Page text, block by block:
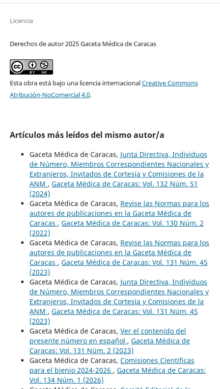
Licencia
Derechos de autor 2025 Gaceta Médica de Caracas
Esta obra está bajo una licencia internacionalCreative Commons
Atribución-NoComercial 4.0.
Artículos más leídos del mismo autor/a
Gaceta Médica de Caracas, Junta Directiva, Individuos
de Número, Miembros Correspondientes Nacionales y
Extranjeros, Invitados de Cortesía y Comisiones de la
ANM , Gaceta Médica de Caracas: Vol. 132 Núm. S1
(2024)
Gaceta Médica de Caracas, Revise las Normas para los
autores de publicaciones en la Gaceta Médica de
Caracas , Gaceta Médica de Caracas: Vol. 130 Núm. 2
(2022)
Gaceta Médica de Caracas, Revise las Normas para los
autores de publicaciones en la Gaceta Médica de
Caracas , Gaceta Médica de Caracas: Vol. 131 Núm. 4S
(2023)
Gaceta Médica de Caracas, Junta Directiva, Individuos
de Número, Miembros Correspondientes Nacionales y
Extranjeros, Invitados de Cortesía y Comisiones de la
ANM , Gaceta Médica de Caracas: Vol. 131 Núm. 4S
(2023)
Gaceta Médica de Caracas, Ver el contenido del
presente número en español , Gaceta Médica de
Caracas: Vol. 131 Núm. 2 (2023)
Gaceta Médica de Caracas, Comisiones Científicas
para el bienio 2024-2026 , Gaceta Médica de Caracas:
Vol. 134 Núm. 1 (2026)